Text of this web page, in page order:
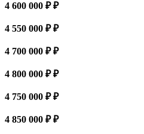
4 600 000 ₽ ₽
4 550 000 ₽ ₽
4 700 000 ₽ ₽
4 800 000 ₽ ₽
4 750 000 ₽ ₽
4 850 000 ₽ ₽